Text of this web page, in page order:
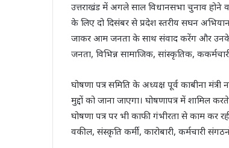
उत्तराखंड में अगले साल विधानसभा चुनाव होने
के लिए दो दिसंबर से प्रदेश स्तरीय सघन
जाकर आम जनता के साथ संवाद करेंग और उनके
जनता, विभिन्न सामाजिक, सांस्कृतिक,
घोषणा पत्र समिति के अध्यक्ष पूर्व काबीना
मुद्दों को जाना जाएगा। घोषणापत्र में
घोषणा पत्र पर भी काफी गंभीरता से काम कर
वकील, संस्क़ृति कर्मी, कारोबारी, कर्मचारी